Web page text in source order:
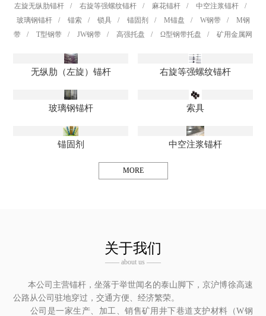
左旋无纵肋锚杆 / 右旋等强螺纹锚杆 / 麻花锚杆 / 中空注浆锚杆
/
玻璃钢锚杆
/ 锚索 / 锁具 / 锚固剂 / M锚盘 / W钢带 /
M钢
带
/ T型钢带 / JW钢带 / 高强托盘 / Ω型钢带托盘 / 矿用金属网
无纵肋（左旋）锚杆 右旋等强螺纹锚杆
玻璃钢锚杆 索具
锚固剂 中空注浆锚杆
MORE
关于我们
—— about us ——
本公司主营锚杆，坐落于举世闻名的泰山脚下，京沪博徐高速
公路从公司驻地穿过，交通方便、经济繁荣。
公司是一家生产、加工、销售矿用井下巷道支护材料（W钢